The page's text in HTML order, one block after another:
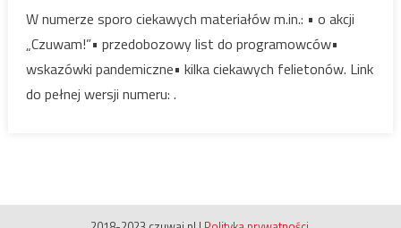
W numerze sporo ciekawych materiałów m.in.: • o akcji
„Czuwam!”• przedobozowy list do programowców•
wskazówki pandemiczne• kilka ciekawych felietonów. Link
do pełnej wersji numeru: .